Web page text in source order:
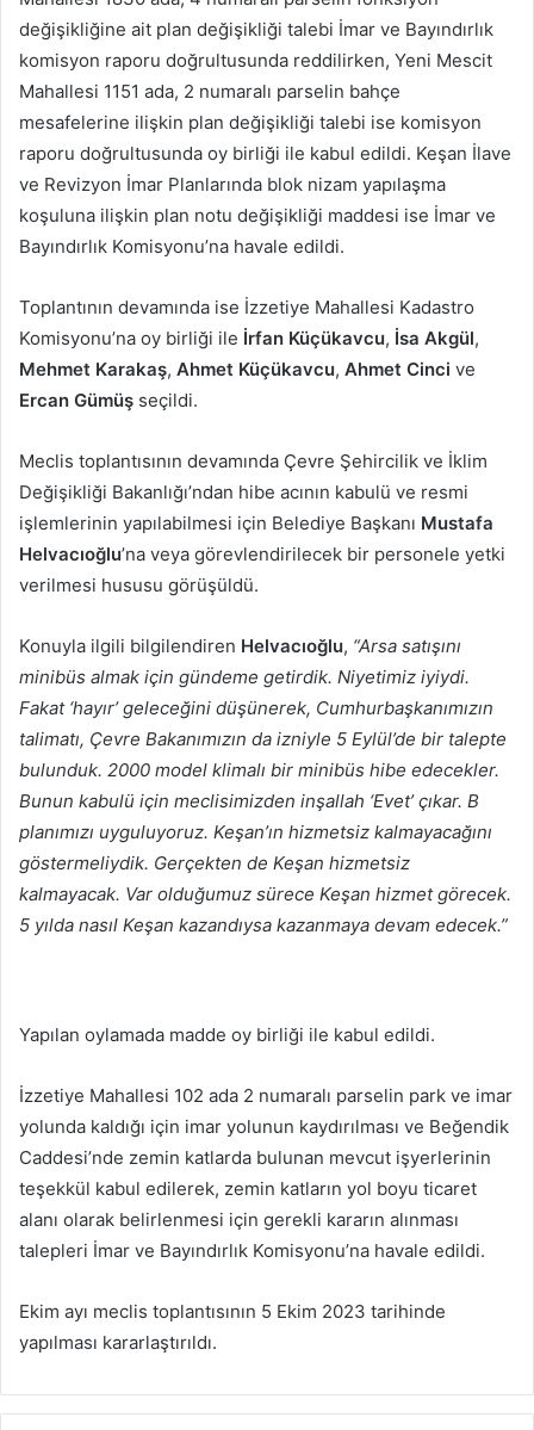
değişikliğine ait plan değişikliği talebi İmar ve Bayındırlık
komisyon raporu doğrultusunda reddilirken, Yeni Mescit
Mahallesi 1151 ada, 2 numaralı parselin bahçe
mesafelerine ilişkin plan değişikliği talebi ise komisyon
raporu doğrultusunda oy birliği ile kabul edildi. Keşan İlave
ve Revizyon İmar Planlarında blok nizam yapılaşma
koşuluna ilişkin plan notu değişikliği maddesi ise İmar ve
Bayındırlık Komisyonu’na havale edildi.
Toplantının devamında ise İzzetiye Mahallesi Kadastro
Komisyonu’na oy birliği ile İrfan Küçükavcu, İsa Akgül,
Mehmet Karakaş, Ahmet Küçükavcu, Ahmet Cinci ve
Ercan Gümüş seçildi.
Meclis toplantısının devamında Çevre Şehircilik ve İklim
Değişikliği Bakanlığı’ndan hibe acının kabulü ve resmi
işlemlerinin yapılabilmesi için Belediye Başkanı Mustafa
Helvacıoğlu’na veya görevlendirilecek bir personele yetki
verilmesi hususu görüşüldü.
Konuyla ilgili bilgilendiren Helvacıoğlu, “Arsa satışını
minibüs almak için gündeme getirdik. Niyetimiz iyiydi.
Fakat ‘hayır’ geleceğini düşünerek, Cumhurbaşkanımızın
talimatı, Çevre Bakanımızın da izniyle 5 Eylül’de bir talepte
bulunduk. 2000 model klimalı bir minibüs hibe edecekler.
Bunun kabulü için meclisimizden inşallah ‘Evet’ çıkar. B
planımızı uyguluyoruz. Keşan’ın hizmetsiz kalmayacağını
göstermeliydik. Gerçekten de Keşan hizmetsiz
kalmayacak. Var olduğumuz sürece Keşan hizmet görecek.
5 yılda nasıl Keşan kazandıysa kazanmaya devam edecek.”
Yapılan oylamada madde oy birliği ile kabul edildi.
İzzetiye Mahallesi 102 ada 2 numaralı parselin park ve imar
yolunda kaldığı için imar yolunun kaydırılması ve Beğendik
Caddesi’nde zemin katlarda bulunan mevcut işyerlerinin
teşekkül kabul edilerek, zemin katların yol boyu ticaret
alanı olarak belirlenmesi için gerekli kararın alınması
talepleri İmar ve Bayındırlık Komisyonu’na havale edildi.
Ekim ayı meclis toplantısının 5 Ekim 2023 tarihinde
yapılması kararlaştırıldı.